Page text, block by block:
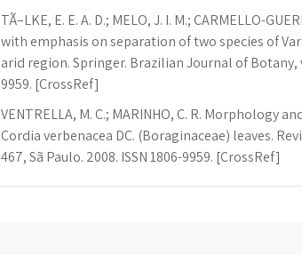
TÃ–LKE, E. E. A. D.; MELO, J. I. M.; CARMELLO-
with emphasis on separation of two species of
arid region. Springer. Brazilian Journal of Botany,
9959. [CrossRef]
VENTRELLA, M. C.; MARINHO, C. R.
Cordia verbenacea DC. (Boraginaceae) leaves.
467, Sã Paulo. 2008. ISSN 1806-9959. [CrossRef]